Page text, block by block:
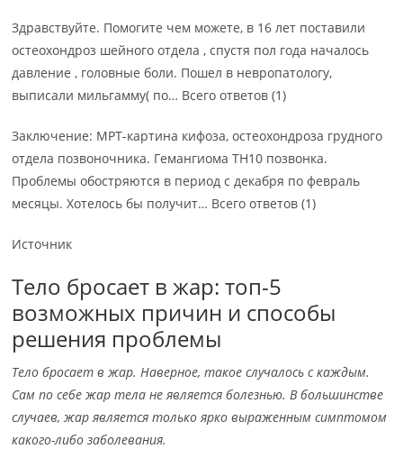
Здравствуйте. Помогите чем можете, в 16 лет поставили
остеохондроз шейного отдела , спустя пол года началось
давление , головные боли. Пошел в невропатологу,
выписали мильгамму( по… Всего ответов (1)
Заключение: МРТ-картина кифоза, остеохондроза грудного
отдела позвоночника. Гемангиома ТН10 позвонка.
Проблемы обостряются в период с декабря по февраль
месяцы. Хотелось бы получит… Всего ответов (1)
Источник
Тело бросает в жар: топ-5
возможных причин и способы
решения проблемы
Тело бросает в жар. Наверное, такое случалось с каждым.
Сам по себе жар тела не является болезнью. В большинстве
случаев, жар является только ярко выраженным симптомом
какого-либо заболевания.